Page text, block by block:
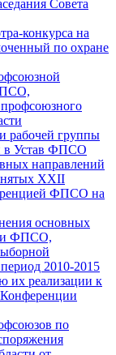
Совета
конкурса на
по охране
рабочей группы
в Устав ФПСО
направлений
XXII
ФПСО на
основных
ФПСО,
2010-2015
их реализации к
по